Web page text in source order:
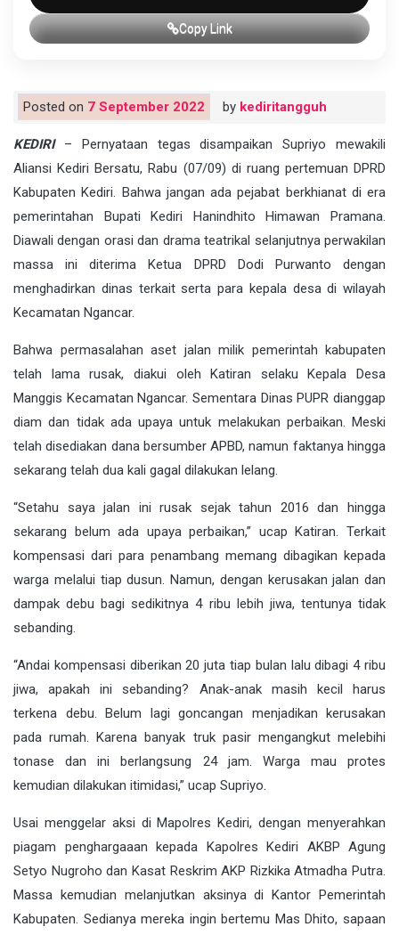
Copy Link
Posted on 7 September 2022 by kediritangguh
KEDIRI– Pernyataan tegas disampaikan Supriyo mewakili
Aliansi Kediri Bersatu, Rabu (07/09) di ruang pertemuan DPRD
Kabupaten Kediri. Bahwa jangan ada pejabat berkhianat di era
pemerintahan Bupati Kediri Hanindhito Himawan Pramana.
Diawali dengan orasi dan drama teatrikal selanjutnya perwakilan
massa ini diterima Ketua DPRD Dodi Purwanto dengan
menghadirkan dinas terkait serta para kepala desa di wilayah
Kecamatan Ngancar.
Bahwa permasalahan aset jalan milik pemerintah kabupaten
telah lama rusak, diakui oleh Katiran selaku Kepala Desa
Manggis Kecamatan Ngancar. Sementara Dinas PUPR dianggap
diam dan tidak ada upaya untuk melakukan perbaikan. Meski
telah disediakan dana bersumber APBD, namun faktanya hingga
sekarang telah dua kali gagal dilakukan lelang.
“Setahu saya jalan ini rusak sejak tahun 2016 dan hingga
sekarang belum ada upaya perbaikan,” ucap Katiran. Terkait
kompensasi dari para penambang memang dibagikan kepada
warga melalui tiap dusun. Namun, dengan kerusakan jalan dan
dampak debu bagi sedikitnya 4 ribu lebih jiwa, tentunya tidak
sebanding.
“Andai kompensasi diberikan 20 juta tiap bulan lalu dibagi 4 ribu
jiwa, apakah ini sebanding? Anak-anak masih kecil harus
terkena debu. Belum lagi goncangan menjadikan kerusakan
pada rumah. Karena banyak truk pasir mengangkut melebihi
tonase dan ini berlangsung 24 jam. Warga mau protes
kemudian dilakukan itimidasi,” ucap Supriyo.
Usai menggelar aksi di Mapolres Kediri, dengan menyerahkan
piagam penghargaaan kepada Kapolres Kediri AKBP Agung
Setyo Nugroho dan Kasat Reskrim AKP Rizkika Atmadha Putra.
Massa kemudian melanjutkan aksinya di Kantor Pemerintah
Kabupaten. Sedianya mereka ingin bertemu Mas Dhito, sapaan